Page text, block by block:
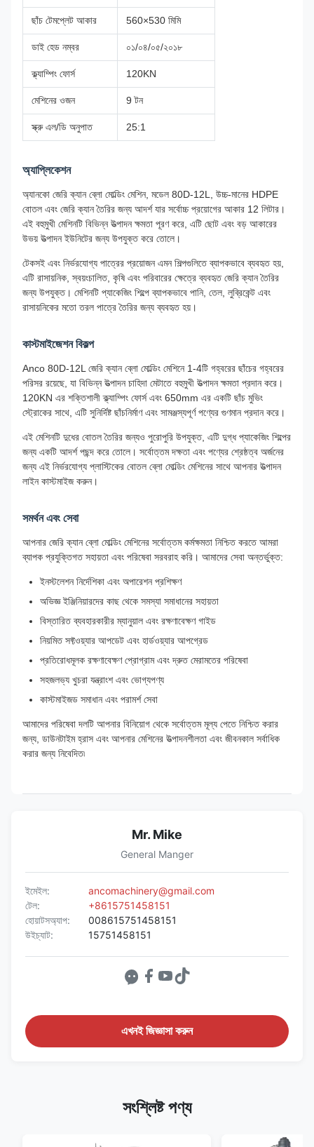
ছাঁচ টেমপ্লেট আকার 560×530 মিমি
ডাই হেড নম্বর ০১/০৪/০৫/২০১৮
ক্ল্যাম্পিং ফোর্স 120KN
মেশিনের ওজন 9 টন
স্ক্রু এল/ডি অনুপাত 25:1
অ্যাপ্লিকেশন
অ্যানকো জেরি ক্যান ব্লো মোল্ডিং মেশিন, মডেল 80D-12L, উচ্চ-মানের HDPE
বোতল এবং জেরি ক্যান তৈরির জন্য আদর্শ যার সর্বোচ্চ প্রয়োগের আকার 12 লিটার।
এই বহুমুখী মেশিনটি বিভিন্ন উত্পাদন ক্ষমতা পূরণ করে, এটি ছোট এবং বড় আকারের
উভয় উত্পাদন ইউনিটের জন্য উপযুক্ত করে তোলে।
টেকসই এবং নির্ভরযোগ্য পাত্রের প্রয়োজন এমন শিল্পগুলিতে ব্যাপকভাবে ব্যবহৃত হয়,
এটি রাসায়নিক, স্বয়ংচালিত, কৃষি এবং পরিবারের ক্ষেত্রে ব্যবহৃত জেরি ক্যান তৈরির
জন্য উপযুক্ত। মেশিনটি প্যাকেজিং শিল্পে ব্যাপকভাবে পানি, তেল, লুব্রিকেন্ট এবং
রাসায়নিকের মতো তরল পাত্রে তৈরির জন্য ব্যবহৃত হয়।
কাস্টমাইজেশন বিকল্প
Anco 80D-12L জেরি ক্যান ব্লো মোল্ডিং মেশিনে 1-4টি গহ্বরের ছাঁচের গহ্বরের
পরিসর রয়েছে, যা বিভিন্ন উত্পাদন চাহিদা মেটাতে বহুমুখী উত্পাদন ক্ষমতা প্রদান করে।
120KN এর শক্তিশালী ক্ল্যাম্পিং ফোর্স এবং 650mm এর একটি ছাঁচ মুভিং
স্ট্রোকের সাথে, এটি সুনির্দিষ্ট ছাঁচনির্মাণ এবং সামঞ্জস্যপূর্ণ পণ্যের গুণমান প্রদান করে।
এই মেশিনটি দুধের বোতল তৈরির জন্যও পুরোপুরি উপযুক্ত, এটি দুগ্ধ প্যাকেজিং শিল্পের
জন্য একটি আদর্শ পছন্দ করে তোলে। সর্বোত্তম দক্ষতা এবং পণ্যের শ্রেষ্ঠত্ব অর্জনের
জন্য এই নির্ভরযোগ্য প্লাস্টিকের বোতল ব্লো মোল্ডিং মেশিনের সাথে আপনার উত্পাদন
লাইন কাস্টমাইজ করুন।
সমর্থন এবং সেবা
আপনার জেরি ক্যান ব্লো মোল্ডিং মেশিনের সর্বোত্তম কর্মক্ষমতা নিশ্চিত করতে আমরা
ব্যাপক প্রযুক্তিগত সহায়তা এবং পরিষেবা সরবরাহ করি। আমাদের সেবা অন্তর্ভুক্ত:
ইনস্টলেশন নির্দেশিকা এবং অপারেশন প্রশিক্ষণ
অভিজ্ঞ ইঞ্জিনিয়ারদের কাছ থেকে সমস্যা সমাধানের সহায়তা
বিস্তারিত ব্যবহারকারীর ম্যানুয়াল এবং রক্ষণাবেক্ষণ গাইড
নিয়মিত সফ্টওয়্যার আপডেট এবং হার্ডওয়্যার আপগ্রেড
প্রতিরোধমূলক রক্ষণাবেক্ষণ প্রোগ্রাম এবং দ্রুত মেরামতের পরিষেবা
সহজলভ্য খুচরা যন্ত্রাংশ এবং ভোগ্যপণ্য
কাস্টমাইজড সমাধান এবং পরামর্শ সেবা
আমাদের পরিষেবা দলটি আপনার বিনিয়োগ থেকে সর্বোত্তম মূল্য পেতে নিশ্চিত করার
জন্য, ডাউনটাইম হ্রাস এবং আপনার মেশিনের উত্পাদনশীলতা এবং জীবনকাল সর্বাধিক
করার জন্য নিবেদিত৷
Mr. Mike
General Manger
ইমেইল:
ancomachinery@gmail.com
টেল:
+8615751458151
হোয়াটসঅ্যাপ:
008615751458151
উইচ্যাট:
15751458151
এখনই জিজ্ঞাসা করুন
সংশ্লিষ্ট পণ্য